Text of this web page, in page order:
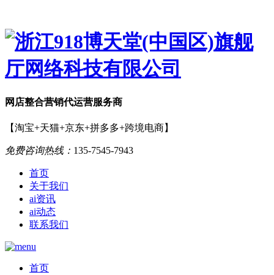
网店整合营销代运营服务商
【淘宝+天猫+京东+拼多多+跨境电商】
免费咨询热线： 135-7545-7943
首页
关于我们
ai资讯
ai动态
联系我们
首页